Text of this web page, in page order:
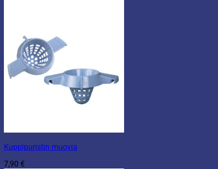
Kuppipuristin muovia
7,90 €